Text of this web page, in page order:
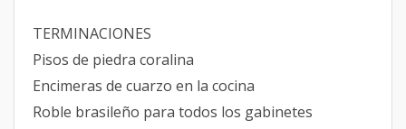
TERMINACIONES
Pisos de piedra coralina
Encimeras de cuarzo en la cocina
Roble brasileño para todos los gabinetes